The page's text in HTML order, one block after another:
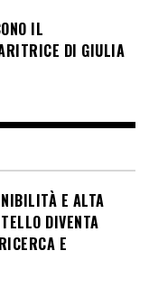
IL
DI GIULIA
E ALTA
DIVENTA
E